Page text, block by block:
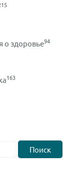
о здоровье94
163
Поиск